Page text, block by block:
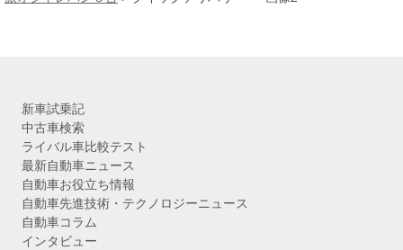
新車試乗記
中古車検索
ライバル車比較テスト
最新自動車ニュース
自動車お役立ち情報
自動車先進技術・テクノロジーニュース
自動車コラム
インタビュー